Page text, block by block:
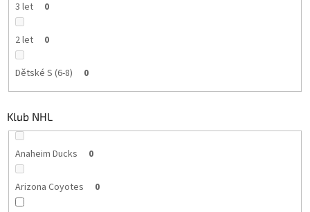
3 let 0
2 let 0
Dětské S (6-8) 0
Klub NHL
Anaheim Ducks 0
Arizona Coyotes 0